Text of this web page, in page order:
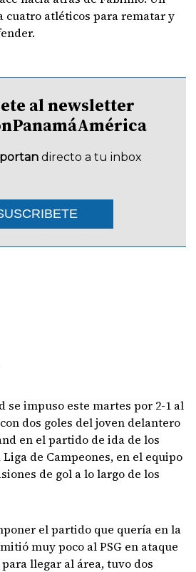
cuatro atléticos para rematar y
al newsletter
directo a tu inbox
se impuso este martes por 2-1 al
dos goles del joven delantero
en el partido de ida de los
de Campeones, en el equipo
de gol a lo largo de los
el partido que quería en la
muy poco al PSG en ataque
llegar al área, tuvo dos